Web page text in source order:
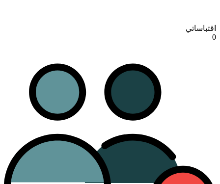
اقتباساتي
0